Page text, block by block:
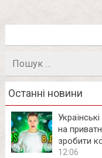
Останні новини
на
зробити
12:06